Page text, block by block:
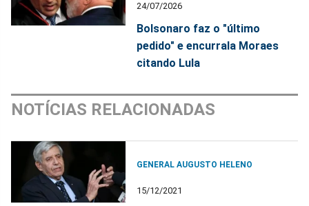
24/07/2026
Bolsonaro faz o "último
pedido" e encurrala Moraes
citando Lula
NOTÍCIAS RELACIONADAS
GENERAL AUGUSTO HELENO
15/12/2021